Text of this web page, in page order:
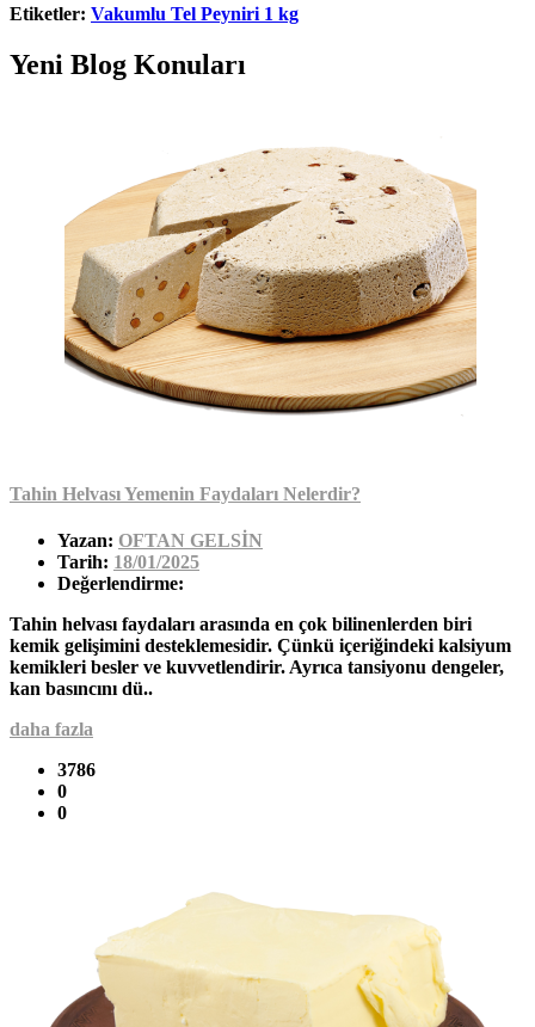
Etiketler: Vakumlu Tel Peyniri 1 kg
Yeni Blog Konuları
Tahin Helvası Yemenin Faydaları Nelerdir?
Yazan: OFTAN GELSİN
Tarih: 18/01/2025
Değerlendirme:
Tahin helvası faydaları arasında en çok bilinenlerden biri
kemik gelişimini desteklemesidir. Çünkü içeriğindeki kalsiyum
kemikleri besler ve kuvvetlendirir. Ayrıca tansiyonu dengeler,
kan basıncını dü..
daha fazla
3786
0
0